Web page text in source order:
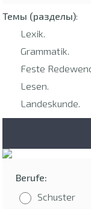
Темы (разделы):
Lexik.
Grammatik.
Feste
Lesen.
Landeskunde.
Berufe:
Schuster